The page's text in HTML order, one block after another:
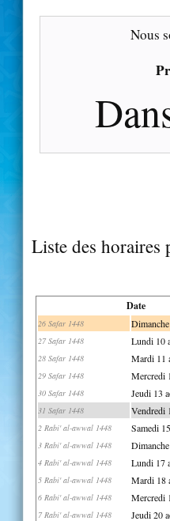
Nous
Liste des horaires
Date
26 Safar 1448
27 Safar 1448 Lundi 10
28 Safar 1448 Mardi 11
29 Safar 1448 Mercredi
30 Safar 1448 Jeudi 13
31 Safar 1448 Vendredi
2 Rabi' al-awwal 1448 Samedi
3 Rabi' al-awwal 1448
4 Rabi' al-awwal 1448 Lundi 17
5 Rabi' al-awwal 1448 Mardi 18
6 Rabi' al-awwal 1448 Mercredi
7 Rabi' al-awwal 1448 Jeudi 20